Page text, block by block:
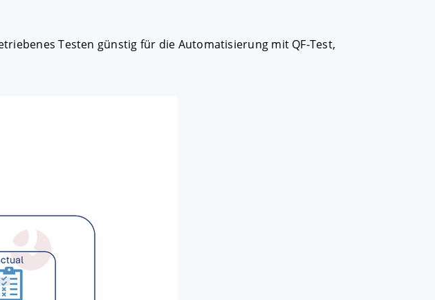
Testen günstig für die Automatisierung mit QF-Test,